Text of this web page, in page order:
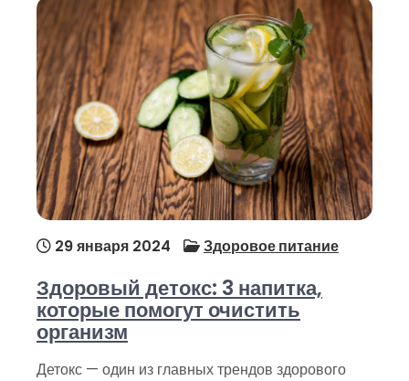
29 января 2024 Здоровое питание
Здоровый детокс: 3 напитка,
которые помогут очистить
организм
Детокс — один из главных трендов здорового